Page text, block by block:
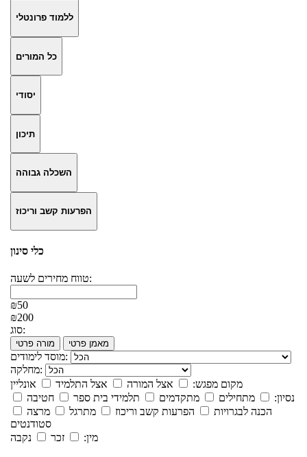
ללמוד פרונטלי
כל המורים
יסודי
תיכון
השכלה גבוהה
הפרעות קשב וריכוז
כלי סינון
טווח מחירים לשעה:
₪50
₪200
סוג:
מורה פרטי מאמן פרטי
מוסד לימודים:
מחלקה:
מקום מפגש:
אצל המורה אצל התלמיד
אונליין
נסיון:
מתחילים מתקדמים תלמידי בית ספר
חטיבה
הכנה לבגרויות
הפרעות קשב וריכוז מתרגל
מרצה
סטודנטים
מין:
זכר נקבה